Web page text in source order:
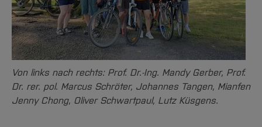
Von links nach rechts: Prof. Dr.-Ing. Mandy Gerber, Prof.
Dr. rer. pol. Marcus Schröter, Johannes Tangen, Mianfen
Jenny Chong, Oliver Schwartpaul, Lutz Küsgens.